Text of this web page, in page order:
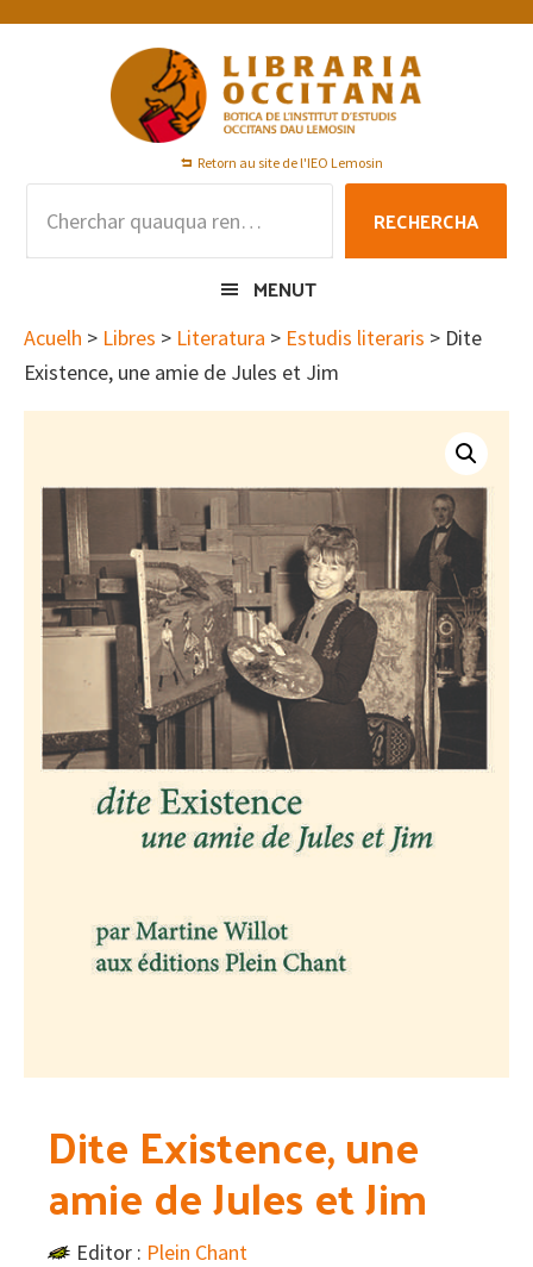
Skip
Skip
Skip
Retorn au site de l'IEO Lemosin
RECHERCHA
MENUT
Acuelh > Libres > Literatura > Estudis literaris > Dite
Existence, une amie de Jules et Jim
Dite Existence, une
amie de Jules et Jim
Editor : Plein Chant